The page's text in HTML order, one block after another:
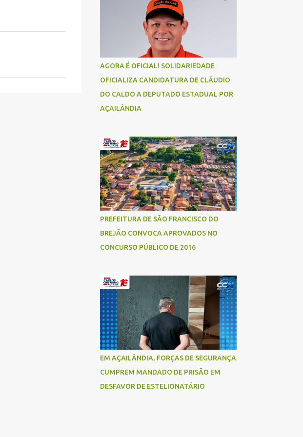
AGORA É OFICIAL! SOLIDARIEDADE
OFICIALIZA CANDIDATURA DE CLÁUDIO
DO CALDO A DEPUTADO ESTADUAL POR
AÇAILÂNDIA
PREFEITURA DE SÃO FRANCISCO DO
BREJÃO CONVOCA APROVADOS NO
CONCURSO PÚBLICO DE 2016
EM AÇAILÂNDIA, FORÇAS DE SEGURANÇA
CUMPREM MANDADO DE PRISÃO EM
DESFAVOR DE ESTELIONATÁRIO